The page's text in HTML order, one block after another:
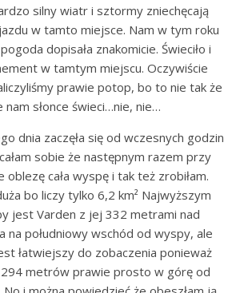
silny wiatr i sztormy zniechęcają
w tamto miejsce. Nam w tym roku
dopisała znakomicie. Świeciło i
w tamtym miejscu. Oczywiście
prawie potop, bo to nie tak że
nam słonce świeci…nie, nie…
dnia zaczęła się od wczesnych godzin
sobie że następnym razem przy
cała wyspę i tak też zrobiłam.
bo liczy tylko 6,2 km² Najwyższym
jest Varden z jej 332 metrami nad
na południowy wschód od wyspy, ale
łatwiejszy do zobaczenia ponieważ
metrów prawie prosto w górę od